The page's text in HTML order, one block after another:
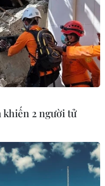
mại Mỹ-
sẽ có nhiều cuộc đàm
“tại một thời điểm nào
giữa Tổng thống Trump và
Bình."
khiến 2 người tử